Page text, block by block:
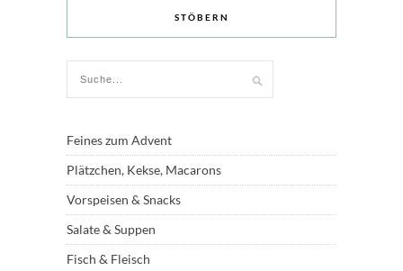
STÖBERN
Feines zum Advent
Plätzchen, Kekse, Macarons
Vorspeisen & Snacks
Salate & Suppen
Fisch & Fleisch